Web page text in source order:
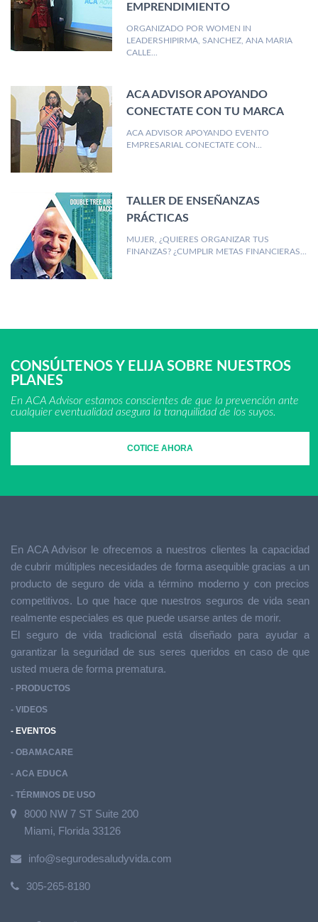
EMPRENDIMIENTO
ORGANIZADO POR WOMEN IN
LEADERSHIPIRMA, SANCHEZ, ANA MARIA
CALLE...
ACA ADVISOR APOYANDO
CONECTATE CON TU MARCA
ACA ADVISOR APOYANDO EVENTO
EMPRESARIAL CONECTATE CON...
TALLER DE ENSEÑANZAS
PRÁCTICAS
MUJER, ¿QUIERES ORGANIZAR TUS
FINANZAS? ¿CUMPLIR METAS FINANCIERAS...
CONSÚLTENOS Y ELIJA SOBRE NUESTROS
PLANES
En ACA Advisor estamos conscientes de que la prevención ante
cualquier eventualidad asegura la tranquilidad de los suyos.
COTICE AHORA
En ACA Advisor le ofrecemos a nuestros clientes la capacidad
de cubrir múltiples necesidades de forma asequible gracias a un
producto de seguro de vida a término moderno y con precios
competitivos. Lo que hace que nuestros seguros de vida sean
realmente especiales es que puede usarse antes de morir.
El seguro de vida tradicional está diseñado para ayudar a
garantizar la seguridad de sus seres queridos en caso de que
usted muera de forma prematura.
- PRODUCTOS
- VIDEOS
- EVENTOS
- OBAMACARE
- ACA EDUCA
- TÉRMINOS DE USO
8000 NW 7 ST Suite 200
Miami, Florida 33126
info@segurodesaludyvida.com
305-265-8180